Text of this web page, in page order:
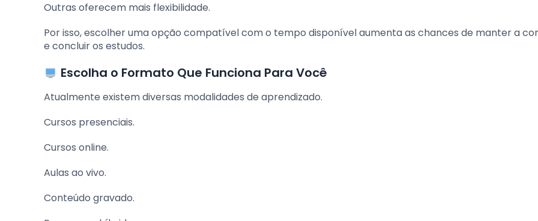
Outras oferecem mais flexibilidade.
Por isso, escolher uma opção compatível com o tempo disponível aumenta as chances de manter a
e concluir os estudos.
Escolha o Formato Que Funciona Para Você
Atualmente existem diversas modalidades de aprendizado.
Cursos presenciais.
Cursos online.
Aulas ao vivo.
Conteúdo gravado.